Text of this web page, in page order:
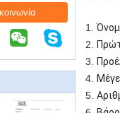
1.
2.
3.
4.
5.